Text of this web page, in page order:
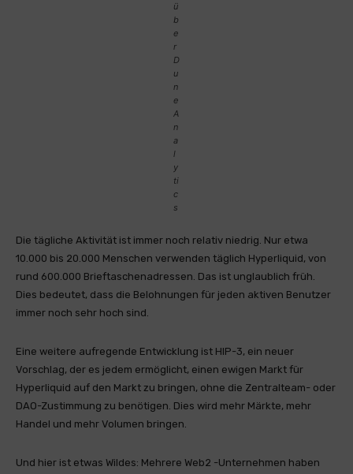
ü
b
e
r
D
u
n
e
A
n
a
l
y
ti
c
s
Die tägliche Aktivität ist immer noch relativ niedrig. Nur etwa
10.000 bis 20.000 Menschen verwenden täglich Hyperliquid, von
rund 600.000 Brieftaschenadressen. Das ist unglaublich früh.
Dies bedeutet, dass die Belohnungen für jeden aktiven Benutzer
immer noch sehr hoch sind.
Eine weitere aufregende Entwicklung ist HIP-3, ein neuer
Vorschlag, der es jedem ermöglicht, einen ewigen Markt für
Hyperliquid auf den Markt zu bringen, ohne die Zentralteam- oder
DAO-Zustimmung zu benötigen. Dies wird mehr Märkte, mehr
Handel und mehr Volumen bringen.
Und hier ist etwas Wildes: Mehrere Web2 -Unternehmen haben